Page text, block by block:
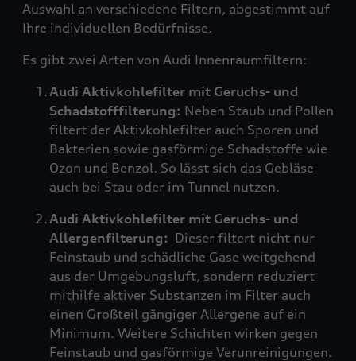
Auswahl an verschiedene Filtern, abgestimmt auf
Ihre individuellen Bedürfnisse.
Es gibt zwei Arten von Audi Innenraumfiltern:
Audi Aktivkohlefilter mit Geruchs- und
Schadstofffilterung: Neben Staub und Pollen
filtert der Aktivkohlefilter auch Sporen und
Bakterien sowie gasförmige Schadstoffe wie
Ozon und Benzol. So lässt sich das Gebläse
auch bei Stau oder im Tunnel nutzen.
Audi Aktivkohlefilter mit Geruchs- und
Allergenfilterung: Dieser filtert nicht nur
Feinstaub und schädliche Gase weitgehend
aus der Umgebungsluft, sondern reduziert
mithilfe aktiver Substanzen im Filter auch
einen Großteil gängiger Allergene auf ein
Minimum. Weitere Schichten wirken gegen
Feinstaub und gasförmige Verunreinigungen.